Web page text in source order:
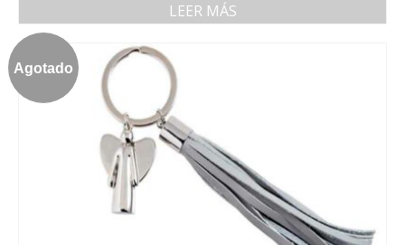
LEER MÁS
Agotado